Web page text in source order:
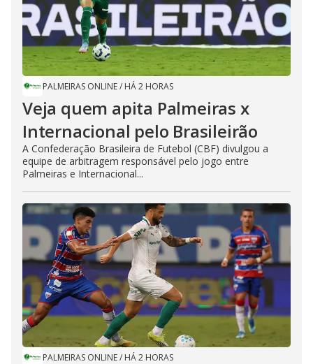
PALMEIRAS ONLINE/ HÁ 2 HORAS
Veja quem apita Palmeiras x
Internacional pelo Brasileirão
A Confederação Brasileira de Futebol (CBF) divulgou a
equipe de arbitragem responsável pelo jogo entre
Palmeiras e Internacional...
PALMEIRAS ONLINE/ HÁ 2 HORAS